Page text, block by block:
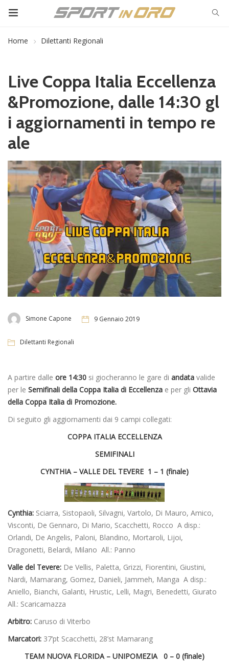
Home Dilettanti Regionali
Live Coppa Italia Eccellenza
&Promozione, dalle 14:30 gl
i aggiornamenti in tempo re
ale
Simone Capone 9 Gennaio 2019
Dilettanti Regionali
A partire dalle ore 14:30 si giocheranno le gare di andata valide
per le Semifinali della Coppa Italia di Eccellenza e per gli Ottavia
della Coppa Italia di Promozione.
Di seguito gli aggiornamenti dai 9 campi collegati:
COPPA ITALIA ECCELLENZA
SEMIFINALI
CYNTHIA – VALLE DEL TEVERE 1 – 1 (finale)
Cynthia: Sciarra, Sistopaoli, Silvagni, Vartolo, Di Mauro, Amico,
Visconti, De Gennaro, Di Mario, Scacchetti, Rocco A disp.:
Orlandi, De Angelis, Paloni, Blandino, Mortaroli, Lijoi,
Dragonetti, Belardi, Milano All.: Panno
Valle del Tevere: De Vellis, Paletta, Grizzi, Fiorentini, Giustini,
Nardi, Mamarang, Gomez, Danieli, Jammeh, Manga A disp.:
Aniello, Bianchi, Galanti, Hrustic, Lelli, Magri, Benedetti, Giurato
All.: Scaricamazza
Arbitro: Caruso di Viterbo
Marcatori: 37’pt Scacchetti, 28’st Mamarang
TEAM NUOVA FLORIDA – UNIPOMEZIA 0 – 0 (finale)